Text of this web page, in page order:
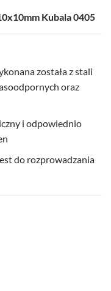
Kubala 0405
została z stali
oraz
i odpowiednio
do rozprowadzania